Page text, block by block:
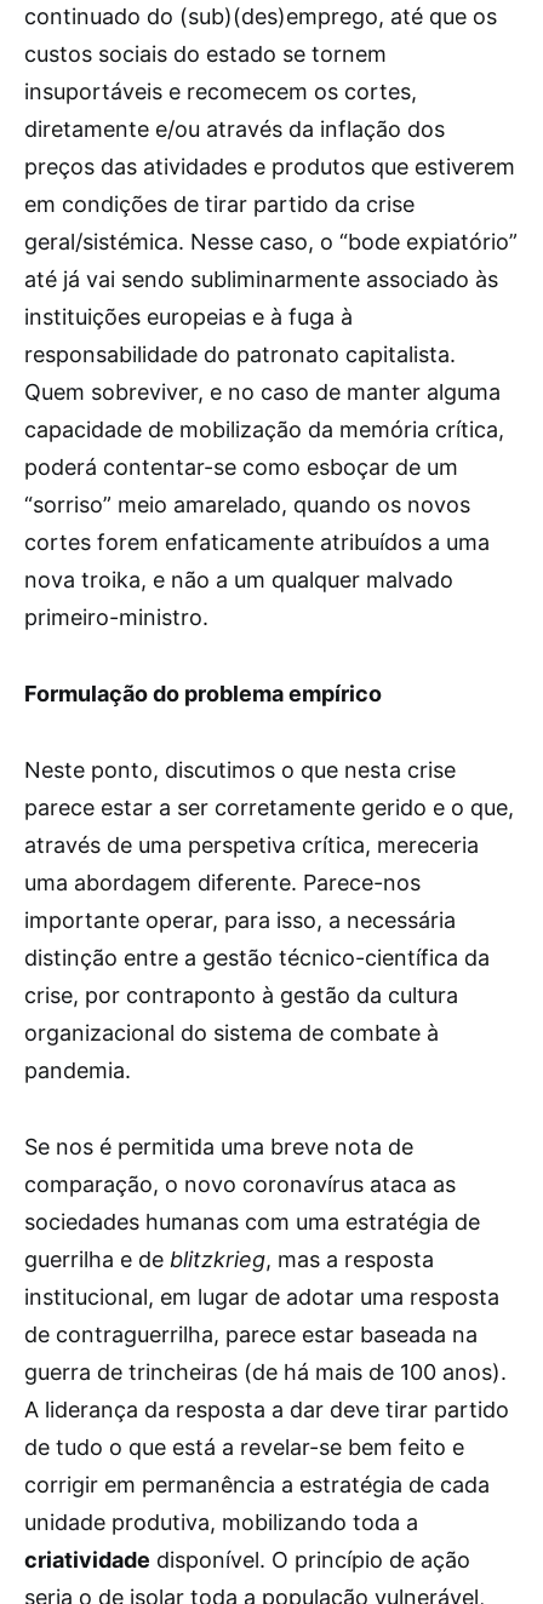
continuado do (sub)(des)emprego, até que os
custos sociais do estado se tornem
insuportáveis e recomecem os cortes,
diretamente e/ou através da inflação dos
preços das atividades e produtos que estiverem
em condições de tirar partido da crise
geral/sistémica. Nesse caso, o “bode expiatório”
até já vai sendo subliminarmente associado às
instituições europeias e à fuga à
responsabilidade do patronato capitalista.
Quem sobreviver, e no caso de manter alguma
capacidade de mobilização da memória crítica,
poderá contentar-se como esboçar de um
“sorriso” meio amarelado, quando os novos
cortes forem enfaticamente atribuídos a uma
nova troika, e não a um qualquer malvado
primeiro-ministro.
Formulação do problema empírico
Neste ponto, discutimos o que nesta crise
parece estar a ser corretamente gerido e o que,
através de uma perspetiva crítica, mereceria
uma abordagem diferente. Parece-nos
importante operar, para isso, a necessária
distinção entre a gestão técnico-científica da
crise, por contraponto à gestão da cultura
organizacional do sistema de combate à
pandemia.
Se nos é permitida uma breve nota de
comparação, o novo coronavírus ataca as
sociedades humanas com uma estratégia de
guerrilha e de blitzkrieg, mas a resposta
institucional, em lugar de adotar uma resposta
de contraguerrilha, parece estar baseada na
guerra de trincheiras (de há mais de 100 anos).
A liderança da resposta a dar deve tirar partido
de tudo o que está a revelar-se bem feito e
corrigir em permanência a estratégia de cada
unidade produtiva, mobilizando toda a
criatividade disponível. O princípio de ação
seria o de isolar toda a população vulnerável,